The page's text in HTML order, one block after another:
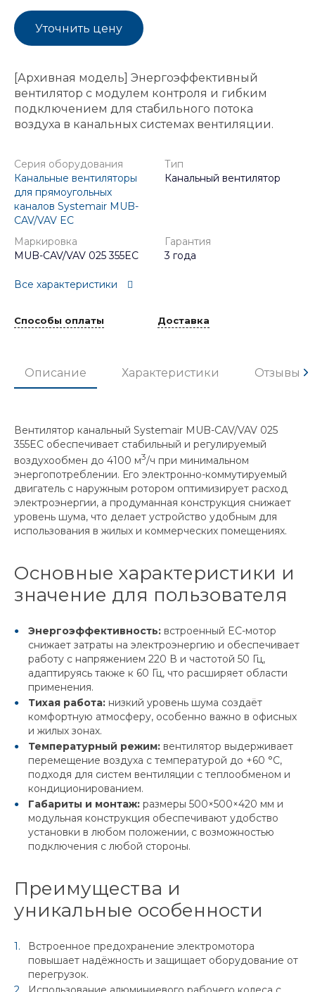
Уточнить цену
[Архивная модель] Энергоэффективный
вентилятор с модулем контроля и гибким
подключением для стабильного потока
воздуха в канальных системах вентиляции.
Серия оборудования
Канальные вентиляторы
для прямоугольных
каналов Systemair MUB-
CAV/VAV EC
Тип
Канальный вентилятор
Маркировка
MUB-CAV/VAV 025 355EC
Гарантия
3 года
Все характеристики
Способы оплаты Доставка
Описание Характеристики Отзывы
Вентилятор канальный Systemair MUB-CAV/VAV 025
355EC обеспечивает стабильный и регулируемый
воздухообмен до 4100 м3/ч при минимальном
энергопотреблении. Его электронно-коммутируемый
двигатель с наружным ротором оптимизирует расход
электроэнергии, а продуманная конструкция снижает
уровень шума, что делает устройство удобным для
использования в жилых и коммерческих помещениях.
Основные характеристики и
значение для пользователя
Энергоэффективность: встроенный EC-мотор
снижает затраты на электроэнергию и обеспечивает
работу с напряжением 220 В и частотой 50 Гц,
адаптируясь также к 60 Гц, что расширяет области
применения.
Тихая работа: низкий уровень шума создаёт
комфортную атмосферу, особенно важно в офисных
и жилых зонах.
Температурный режим: вентилятор выдерживает
перемещение воздуха с температурой до +60 °C,
подходя для систем вентиляции с теплообменом и
кондиционированием.
Габариты и монтаж: размеры 500×500×420 мм и
модульная конструкция обеспечивают удобство
установки в любом положении, с возможностью
подключения с любой стороны.
Преимущества и
уникальные особенности
Встроенное предохранение электромотора
повышает надёжность и защищает оборудование от
перегрузок.